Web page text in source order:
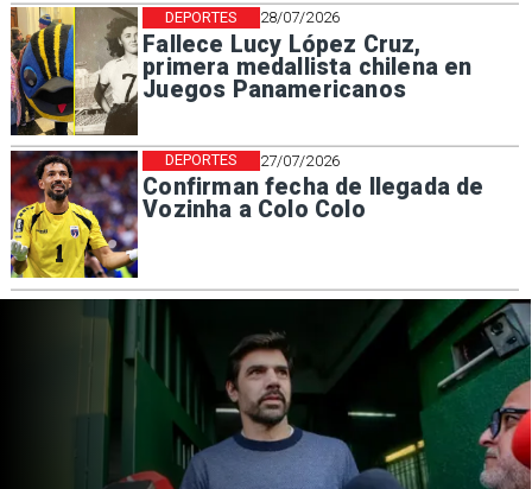
28/07/2026
Fallece Lucy López Cruz,
primera medallista chilena en
Juegos Panamericanos
DEPORTES
27/07/2026
Confirman fecha de llegada de
Vozinha a Colo Colo
DEPORTES